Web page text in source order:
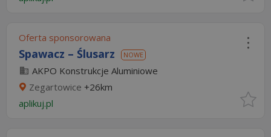
Oferta sponsorowana
Spawacz – Ślusarz NOWE
AKPO Konstrukcje Aluminiowe
Zegartowice +26km
aplikuj.pl